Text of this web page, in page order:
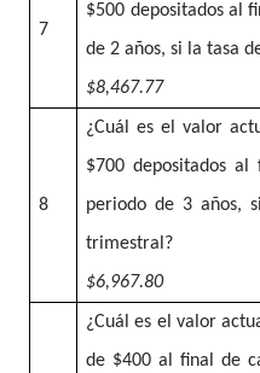
7
$500 depositados al
de 2 años, si la tasa
$8,467.77
8
¿Cuál es el valor
$700 depositados
periodo de 3 años,
trimestral?
$6,967.80
¿Cuál es el valor
de $400 al final de